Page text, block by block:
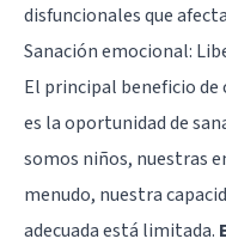
disfuncionales que
Sanación emocional:
El principal beneficio
es la oportunidad de
somos niños, nuestras
menudo, nuestra
adecuada está limitada.